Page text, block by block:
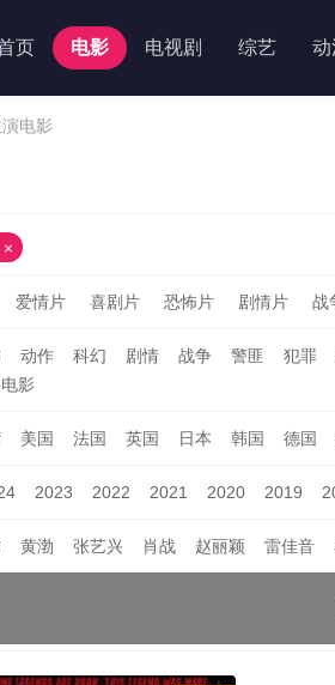
页 电影 电视剧 综艺 动
电影
爱情片 喜剧片 恐怖片 剧情片 战
动作 科幻 剧情 战争 警匪 犯罪
影
美国 法国 英国 日本 韩国 德国
2023 2022 2021 2020 2019
黄渤 张艺兴 肖战 赵丽颖 雷佳音